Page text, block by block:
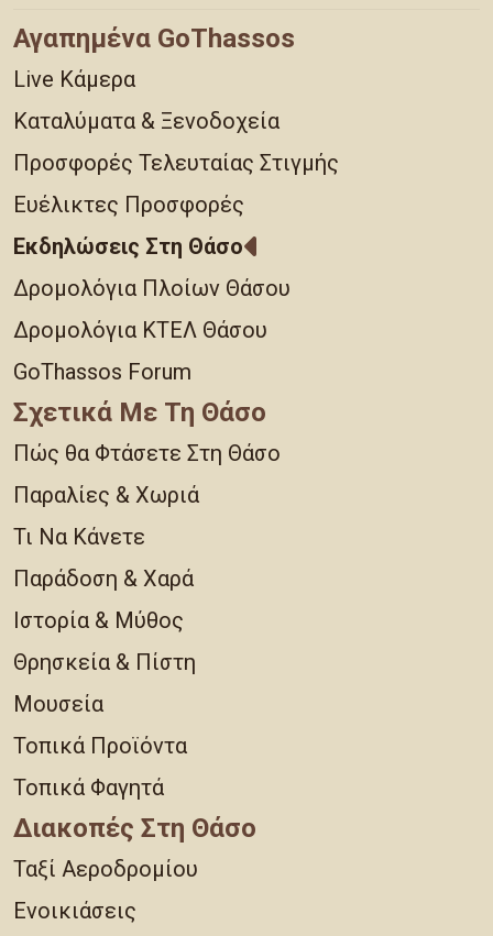
Αγαπημένα GoThassos
Live Κάμερα
Καταλύματα & Ξενοδοχεία
Προσφορές Τελευταίας Στιγμής
Ευέλικτες Προσφορές
Εκδηλώσεις Στη Θάσο
Δρομολόγια Πλοίων Θάσου
Δρομολόγια ΚΤΕΛ Θάσου
GoThassos Forum
Σχετικά Με Τη Θάσο
Πώς θα Φτάσετε Στη Θάσο
Παραλίες & Χωριά
Τι Να Κάνετε
Παράδοση & Χαρά
Ιστορία & Μύθος
Θρησκεία & Πίστη
Μουσεία
Τοπικά Προϊόντα
Τοπικά Φαγητά
Διακοπές Στη Θάσο
Ταξί Αεροδρομίου
Ενοικιάσεις